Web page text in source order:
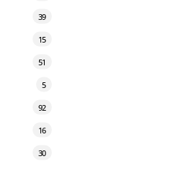
39
15
51
5
92
16
30